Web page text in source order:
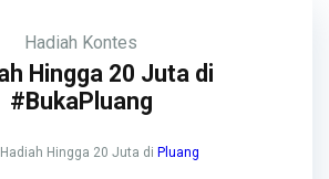
Hadiah Kontes
Hingga 20 Juta di
#BukaPluang
Hingga 20 Juta di Pluang